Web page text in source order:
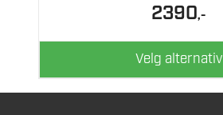
2390,-
Velg alternativ
produktsiden